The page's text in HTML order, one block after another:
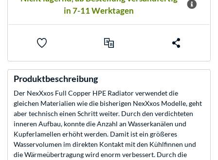
in 7-11 Werktagen
Produktbeschreibung
Der NexXxos Full Copper HPE Radiator verwendet die
gleichen Materialien wie die bisherigen NexXxos Modelle, geht
aber technisch einen Schritt weiter. Durch den verdichteten
inneren Aufbau, konnte die Anzahl an Wasserkanälen und
Kupferlamellen erhöht werden. Damit ist ein größeres
Wasservolumen im direkten Kontakt mit den Kühlfinnen und
die Wärmeübertragung wird enorm verbessert. Durch die